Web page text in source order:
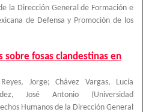
la Dirección General de Formación e
de Defensa y Promoción de los
sobre fosas clandestinas en
Jorge; Chávez Vargas, Lucía
José Antonio (Universidad
Humanos de la Dirección General